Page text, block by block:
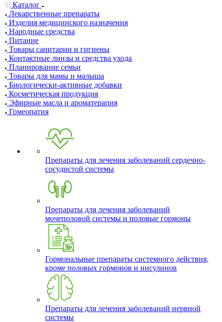
Каталог
Лекарственные препараты
Изделия медицинского назначения
Народные средства
Питание
Товары санитарии и гигиены
Контактные линзы и средства ухода
Планирование семьи
Товары для мамы и малыша
Биологически-активные добавки
Косметическая продукция
Эфирные масла и ароматерапия
Гомеопатия
Препараты для лечения заболеваний сердечно-
сосудистой системы
Препараты для лечения заболеваний
мочеполовой системы и половые гормоны
Гормональные препараты системного действия,
кроме половых гормонов и инсулинов
Препараты для лечения заболеваний нервной
системы